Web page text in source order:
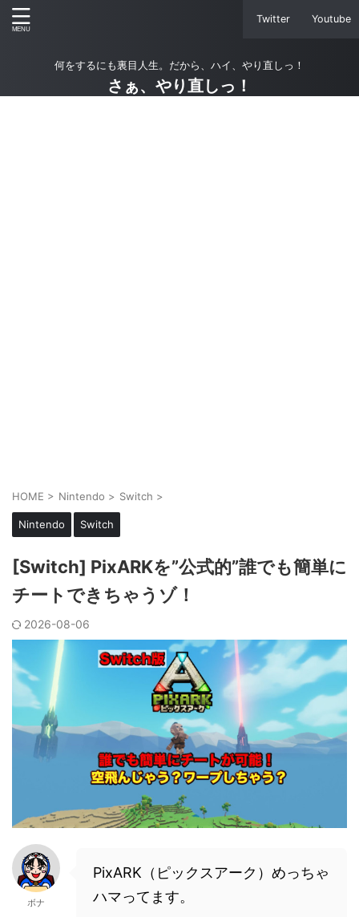
Twitter Youtube
何をするにも裏目人生。だから、ハイ、やり直しっ！
さぁ、やり直しっ！
HOME > Nintendo > Switch >
Nintendo Switch
[Switch] PixARKを”公式的”誰でも簡単に
チートできちゃうゾ！
2026-08-06
ボナ
PixARK（ピックスアーク）めっちゃ
ハマってます。